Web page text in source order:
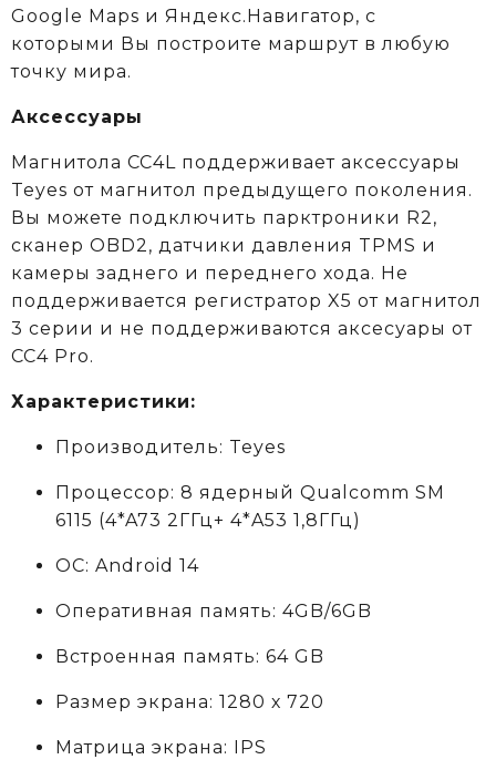
Google Maps и Яндекс.Навигатор, с
которыми Вы построите маршрут в любую
точку мира.
Аксессуары
Магнитола CC4L поддерживает аксессуары
Teyes от магнитол предыдущего поколения.
Вы можете подключить парктроники R2,
сканер OBD2, датчики давления TPMS и
камеры заднего и переднего хода. Не
поддерживается регистратор X5 от магнитол
3 серии и не поддерживаются аксеcуары от
CC4 Pro.
Характеристики:
Производитель: Teyes
Процессор: 8 ядерный Qualcomm SM
6115 (4*A73 2ГГц+ 4*A53 1,8ГГц)
ОС: Android 14
Оперативная память: 4GB/6GB
Встроенная память: 64 GB
Размер экрана: 1280 х 720
Матрица экрана: IPS